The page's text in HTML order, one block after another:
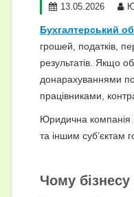
13.05.2026
Бухгалтерський
грошей, податків,
результатів. Якщо
донарахуваннями
працівниками,
Юридична компанія
та іншим суб’єктам
Чому